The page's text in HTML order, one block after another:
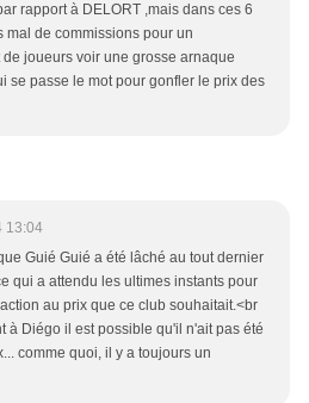
rapport à DELORT ,mais dans ces 6
mal de commissions pour un
joueurs voir une grosse arnaque
se passe le mot pour gonfler le prix des
13:04
Guié Guié a été lâché au tout dernier
qui a attendu les ultimes instants pour
au prix que ce club souhaitait.<br
à Diégo il est possible qu'il n'ait pas été
comme quoi, il y a toujours un